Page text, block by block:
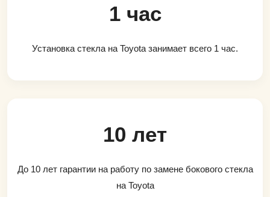
1 час
Установка стекла на Toyota занимает всего 1 час.
10 лет
До 10 лет гарантии на работу по замене бокового стекла
на Toyota